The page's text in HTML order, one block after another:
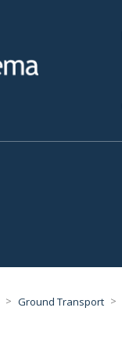
> Ground Transport >